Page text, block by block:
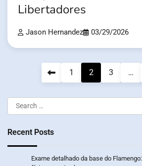
Libertadores
Jason Hernandez 03/29/2026
1 2 3 …
Search
for:
Recent Posts
Exame detalhado da base do